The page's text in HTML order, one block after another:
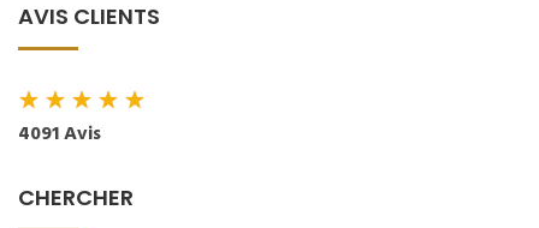
AVIS CLIENTS
★★★★★
4091 Avis
CHERCHER